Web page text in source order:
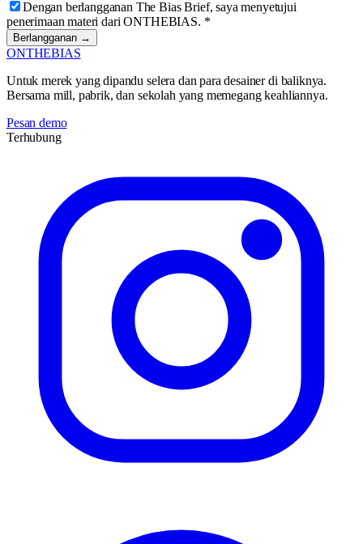
Dengan berlangganan The Bias Brief, saya menyetujui
penerimaan materi dari ONTHEBIAS. *
Berlangganan →
ONTHEBIAS
Untuk merek yang dipandu selera dan para desainer di baliknya.
Bersama mill, pabrik, dan sekolah yang memegang keahliannya.
Pesan demo
Terhubung